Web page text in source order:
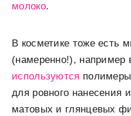
молоко.
В косметике тоже есть
(намеренно!), например
используются
для ровного нанесения
матовых и глянцевых